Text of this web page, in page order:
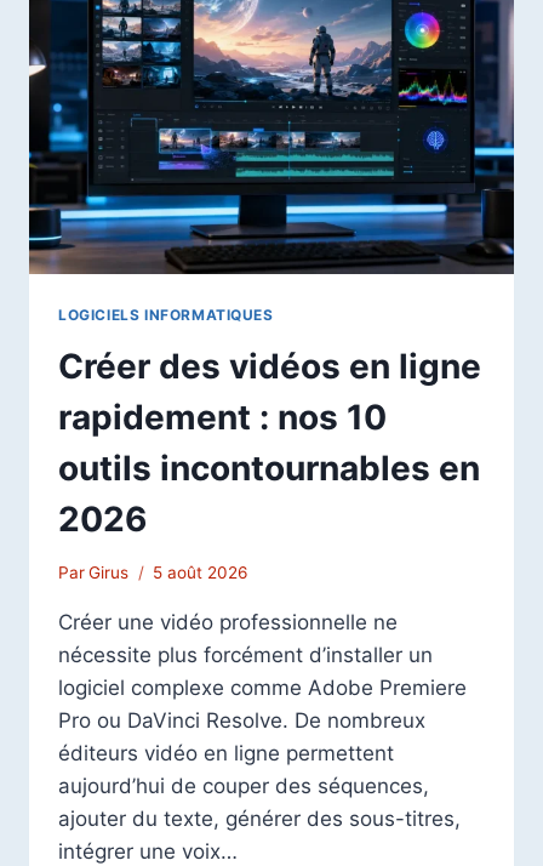
LOGICIELS INFORMATIQUES
Créer des vidéos en ligne
rapidement : nos 10
outils incontournables en
2026
ParGirus 5 août 2026
Créer une vidéo professionnelle ne
nécessite plus forcément d’installer un
logiciel complexe comme Adobe Premiere
Pro ou DaVinci Resolve. De nombreux
éditeurs vidéo en ligne permettent
aujourd’hui de couper des séquences,
ajouter du texte, générer des sous-titres,
intégrer une voix…